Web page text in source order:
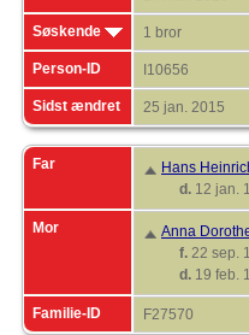
Søskende 1 bror
Person-ID I10656
Sidst ændret 25 jan. 2015
Far
Hans
d. 12 jan.
Mor
Anna
f. 22 sep.
d. 19 feb.
Familie-ID F27570